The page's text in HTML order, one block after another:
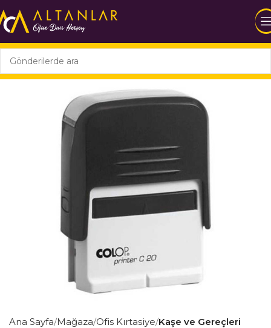
Ana Sayfa Mağaza Ofis Kırtasiye Kaşe ve Gereçleri